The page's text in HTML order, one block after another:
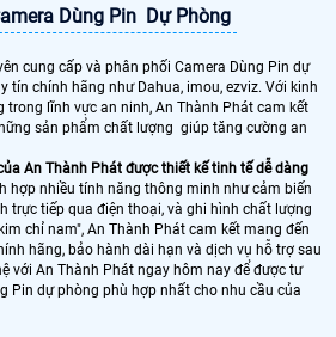
Dùng Pin Dự Phòng
cung cấp và phân phối Camera Dùng Pin dự
tín chính hãng như Dahua, imou, ezviz. Với kinh
lĩnh vực an ninh, An Thành Phát cam kết
sản phẩm chất lượng giúp tăng cường an
An Thành Phát được thiết kế tinh tế dễ dàng
hợp nhiều tính năng thông minh như cảm biến
trực tiếp qua điện thoại, và ghi hình chất lượng
chỉ nam", An Thành Phát cam kết mang đến
hãng, bảo hành dài hạn và dịch vụ hỗ trợ sau
với An Thành Phát ngay hôm nay để được tư
Pin dự phòng phù hợp nhất cho nhu cầu của